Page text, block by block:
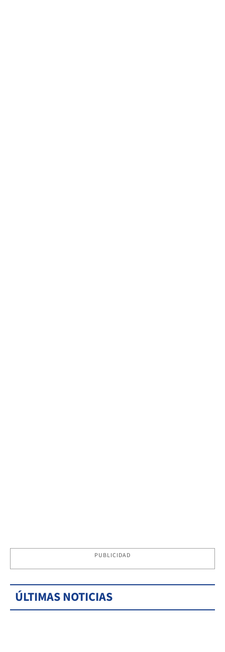
PUBLICIDAD
ÚLTIMAS NOTICIAS